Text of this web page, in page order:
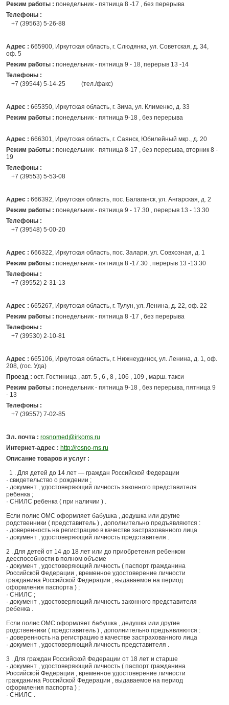
Режим работы : понедельник - пятница 8 -17 , без перерыва
Телефоны :
+7 (39563) 5-26-88
Адрес : 665900, Иркутская область, г. Слюдянка, ул. Советская, д. 34,
оф. 5
Режим работы : понедельник - пятница 9 - 18, перерыв 13 -14
Телефоны :
+7 (39544) 5-14-25
(тел./факс)
Адрес : 665350, Иркутская область, г. Зима, ул. Клименко, д. 33
Режим работы : понедельник - пятница 9-18 , без перерыва
Адрес : 666301, Иркутская область, г. Саянск, Юбилейный мкр., д. 20
Режим работы : понедельник - пятница 8-17 , без перерыва, вторник 8 -
19
Телефоны :
+7 (39553) 5-53-08
Адрес : 666392, Иркутская область, пос. Балаганск, ул. Ангарская, д. 2
Режим работы : понедельник - пятница 9 - 17.30 , перерыв 13 - 13.30
Телефоны :
+7 (39548) 5-00-20
Адрес : 666322, Иркутская область, пос. Залари, ул. Совхозная, д. 1
Режим работы : понедельник - пятница 8 -17.30 , перерыв 13 -13.30
Телефоны :
+7 (39552) 2-31-13
Адрес : 665267, Иркутская область, г. Тулун, ул. Ленина, д. 22, оф. 22
Режим работы : понедельник - пятница 8 -17 , без перерыва
Телефоны :
+7 (39530) 2-10-81
Адрес : 665106, Иркутская область, г. Нижнеудинск, ул. Ленина, д. 1, оф.
208, (гос. Уда)
Проезд : ост. Гостиница , авт. 5 , 6 , 8 , 106 , 109 , марш. такси
Режим работы : понедельник - пятница 9-18 , без перерыва, пятница 9
- 13
Телефоны :
+7 (39557) 7-02-85
Эл. почта : rosnomed@irkoms.ru
Интернет-адрес : http://rosno-ms.ru
Описание товаров и услуг :
1 . Для детей до 14 лет — граждан Российской Федерации
· свидетельство о рождении ;
· документ , удостоверяющий личность законного представителя
ребенка ;
· СНИЛС ребенка ( при наличии ) .
Если полис ОМС оформляет бабушка , дедушка или другие
родственники ( представитель ) , дополнительно предъявляются :
· доверенность на регистрацию в качестве застрахованного лица
· документ , удостоверяющий личность представителя .
2 . Для детей от 14 до 18 лет или до приобретения ребенком
дееспособности в полном объеме
· документ , удостоверяющий личность ( паспорт гражданина
Российской Федерации , временное удостоверение личности
гражданина Российской Федерации , выдаваемое на период
оформления паспорта ) ;
· СНИЛС ;
· документ , удостоверяющий личность законного представителя
ребенка .
Если полис ОМС оформляет бабушка , дедушка или другие
родственники ( представитель ) , дополнительно предъявляются :
· доверенность на регистрацию в качестве застрахованного лица
· документ , удостоверяющий личность представителя .
3 . Для граждан Российской Федерации от 18 лет и старше
· документ , удостоверяющий личность ( паспорт гражданина
Российской Федерации , временное удостоверение личности
гражданина Российской Федерации , выдаваемое на период
оформления паспорта ) ;
· СНИЛС .